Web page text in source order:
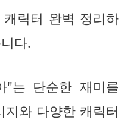
릭터 완벽 정리하
다.
"는 단순한 재미를
지와 다양한 캐릭터